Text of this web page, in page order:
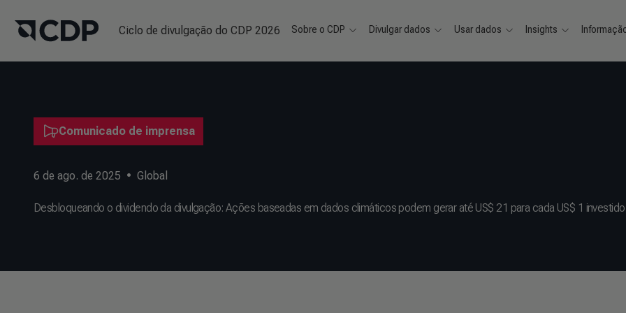
Ciclo de divulgação do CDP 2026 Sobre o CDP Divulgar dados Usar dados Insights
Comunicado de imprensa
6 de ago. de 2025 • Global
Desbloqueando o dividendo da divulgação: Ações baseadas em dados climáticos podem gerar até US$ 21 para cada US$ 1 investido